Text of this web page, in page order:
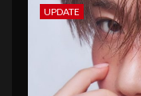
UPDATE